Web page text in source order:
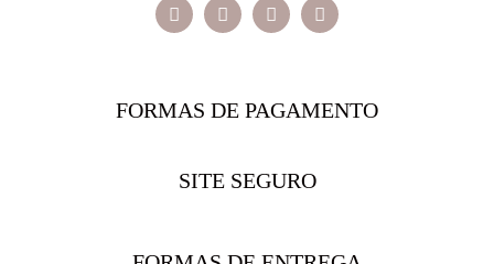
FORMAS DE PAGAMENTO
SITE SEGURO